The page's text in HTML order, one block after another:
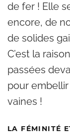
de fer ! Elle
encore, de
de solides
C’est la
passées
pour
vaines !
LA FÉMINITÉ